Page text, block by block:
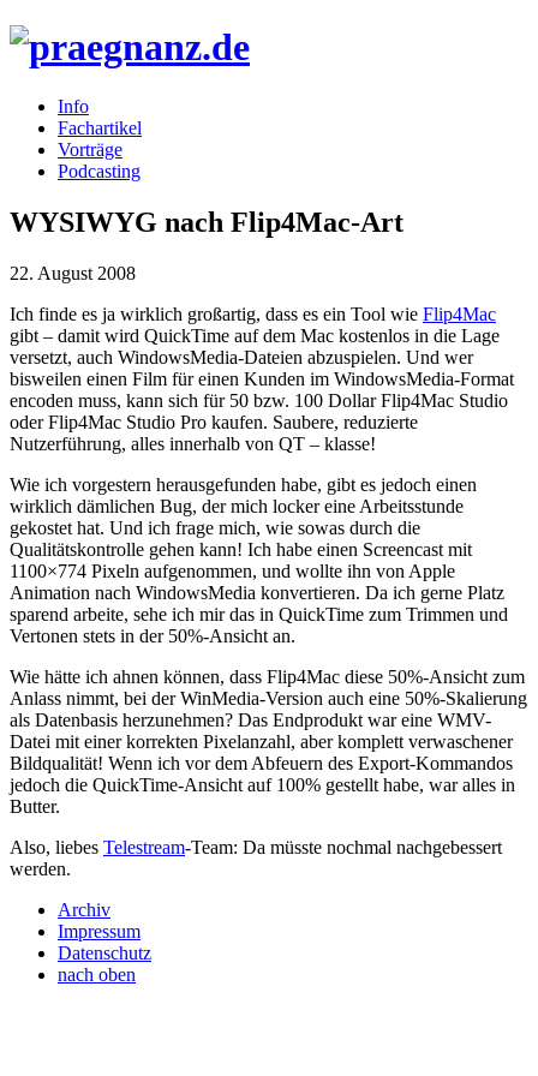
Info
Fachartikel
Vorträge
Podcasting
WYSIWYG nach Flip4Mac-Art
22. August 2008
Ich finde es ja wirklich großartig, dass es ein Tool wie Flip4Mac
gibt – damit wird QuickTime auf dem Mac kostenlos in die Lage
versetzt, auch WindowsMedia-Dateien abzuspielen. Und wer
bisweilen einen Film für einen Kunden im WindowsMedia-Format
encoden muss, kann sich für 50 bzw. 100 Dollar Flip4Mac Studio
oder Flip4Mac Studio Pro kaufen. Saubere, reduzierte
Nutzerführung, alles innerhalb von QT – klasse!
Wie ich vorgestern herausgefunden habe, gibt es jedoch einen
wirklich dämlichen Bug, der mich locker eine Arbeitsstunde
gekostet hat. Und ich frage mich, wie sowas durch die
Qualitätskontrolle gehen kann! Ich habe einen Screencast mit
1100×774 Pixeln aufgenommen, und wollte ihn von Apple
Animation nach WindowsMedia konvertieren. Da ich gerne Platz
sparend arbeite, sehe ich mir das in QuickTime zum Trimmen und
Vertonen stets in der 50%-Ansicht an.
Wie hätte ich ahnen können, dass Flip4Mac diese 50%-Ansicht zum
Anlass nimmt, bei der WinMedia-Version auch eine 50%-Skalierung
als Datenbasis herzunehmen? Das Endprodukt war eine WMV-
Datei mit einer korrekten Pixelanzahl, aber komplett verwaschener
Bildqualität! Wenn ich vor dem Abfeuern des Export-Kommandos
jedoch die QuickTime-Ansicht auf 100% gestellt habe, war alles in
Butter.
Also, liebes Telestream-Team: Da müsste nochmal nachgebessert
werden.
Archiv
Impressum
Datenschutz
nach oben